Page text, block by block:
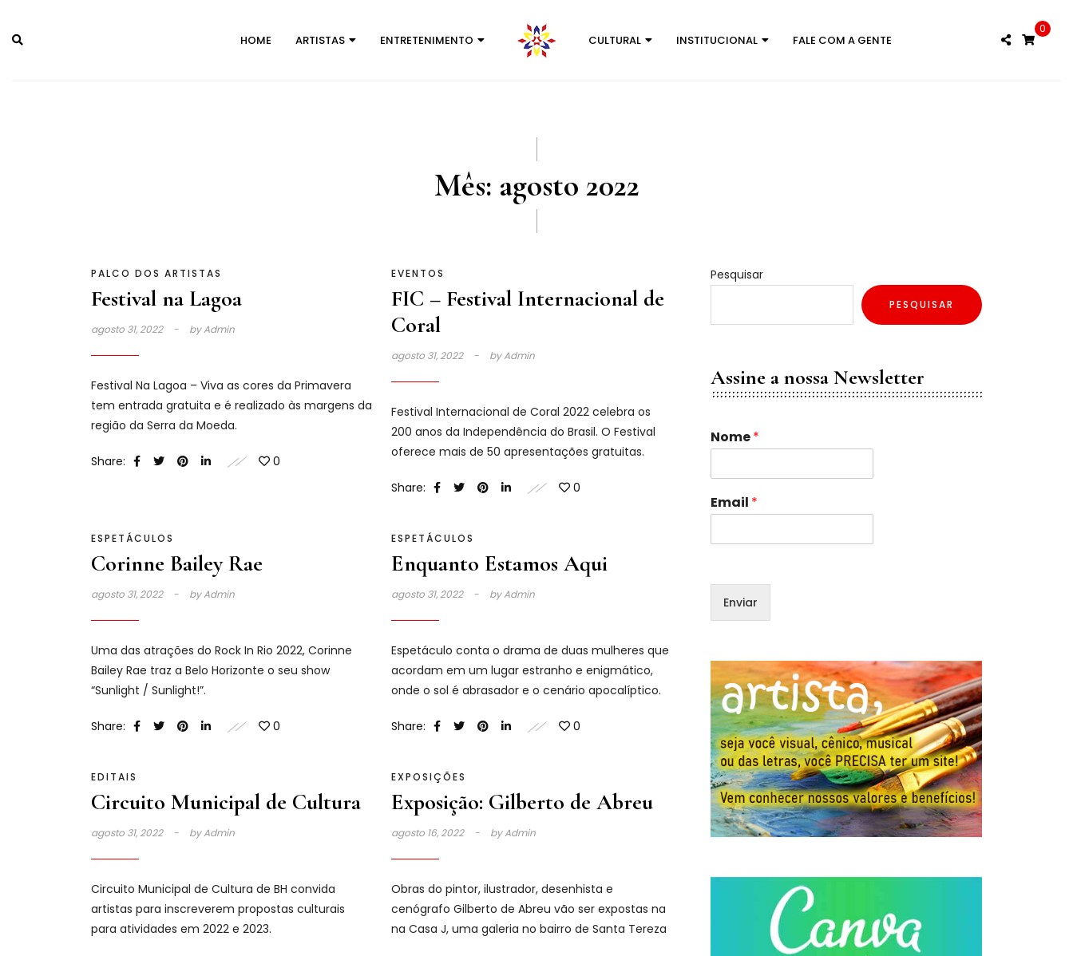
content
HOME ARTISTAS ENTRETENIMENTO CULTURAL INSTITUCIONAL FALE COM A GENTE
0
Mês: agosto 2022
PALCO DOS ARTISTAS
Festival na Lagoa
agosto 31, 2022 byAdmin
Festival Na Lagoa – Viva as cores da Primavera
tem entrada gratuita e é realizado às margens da
região da Serra da Moeda.
Share: 0
EVENTOS
FIC – Festival Internacional de
Coral
agosto 31, 2022 byAdmin
Festival Internacional de Coral 2022 celebra os
200 anos da Independência do Brasil. O Festival
oferece mais de 50 apresentações gratuitas.
Share: 0
ESPETÁCULOS
Corinne Bailey Rae
agosto 31, 2022 byAdmin
Uma das atrações do Rock In Rio 2022, Corinne
Bailey Rae traz a Belo Horizonte o seu show
“Sunlight / Sunlight!”.
Share: 0
ESPETÁCULOS
Enquanto Estamos Aqui
agosto 31, 2022 byAdmin
Espetáculo conta o drama de duas mulheres que
acordam em um lugar estranho e enigmático,
onde o sol é abrasador e o cenário apocalíptico.
Share: 0
EDITAIS
Circuito Municipal de Cultura
agosto 31, 2022 byAdmin
Circuito Municipal de Cultura de BH convida
artistas para inscreverem propostas culturais
para atividades em 2022 e 2023.
EXPOSIÇÕES
Exposição: Gilberto de Abreu
agosto 16, 2022 byAdmin
Obras do pintor, ilustrador, desenhista e
cenógrafo Gilberto de Abreu vão ser expostas na
na Casa J, uma galeria no bairro de Santa Tereza
Pesquisar
PESQUISAR
Assine a nossa Newsletter
E
m
i
*
o
Nome*
Email *
Enviar